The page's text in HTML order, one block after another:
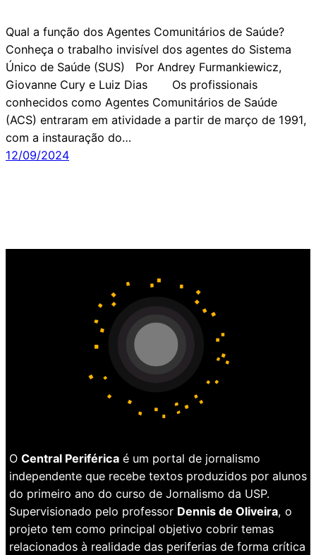
Qual a função dos Agentes Comunitários de Saúde?
Conheça o trabalho invisível dos agentes do Sistema
Único de Saúde (SUS) Por Andrey Furmankiewicz,
Giovanne Cury e Luiz Dias Os profissionais
conhecidos como Agentes Comunitários de Saúde
(ACS) entraram em atividade a partir de março de 1991,
com a instauração do…
12/09/2024
O Central Periférica é um portal de jornalismo
independente que recebe textos produzidos por alunos
do primeiro ano do curso de Jornalismo da USP.
Supervisionado pelo professor Dennis de Oliveira, o
projeto tem como principal objetivo cobrir temas
relacionados à realidade das periferias de forma crítica